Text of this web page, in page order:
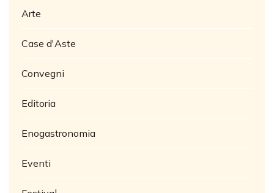
Arte
Case d'Aste
Convegni
Editoria
Enogastronomia
Eventi